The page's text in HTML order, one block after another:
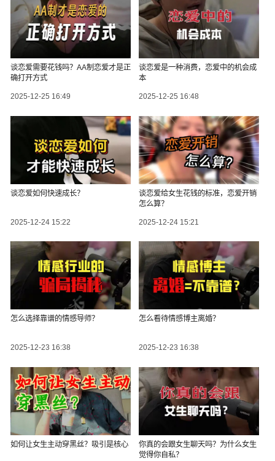
谈恋爱需要花钱吗？AA制恋爱才是正
确打开方式
2025-12-25 16:49
谈恋爱是一种消费，恋爱中的机会成
本
2025-12-25 16:48
谈恋爱如何快速成长？
2025-12-24 15:22
谈恋爱给女生花钱的标准，恋爱开销
怎么算？
2025-12-24 15:21
怎么选择靠谱的情感导师？
2025-12-23 16:38
怎么看待情感博主离婚？
2025-12-23 16:38
如何让女生主动穿黑丝？吸引是核心
你真的会跟女生聊天吗？为什么女生
觉得你自私？